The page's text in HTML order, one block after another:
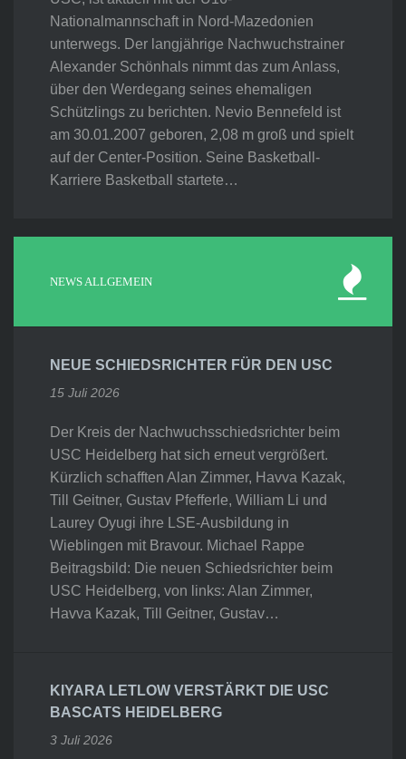
Nationalmannschaft in Nord-Mazedonien
unterwegs. Der langjährige Nachwuchstrainer
Alexander Schönhals nimmt das zum Anlass,
über den Werdegang seines ehemaligen
Schützlings zu berichten. Nevio Bennefeld ist
am 30.01.2007 geboren, 2,08 m groß und spielt
auf der Center-Position. Seine Basketball-
Karriere Basketball startete…
NEWS ALLGEMEIN
NEUE SCHIEDSRICHTER FÜR DEN USC
15 Juli 2026
Der Kreis der Nachwuchsschiedsrichter beim
USC Heidelberg hat sich erneut vergrößert.
Kürzlich schafften Alan Zimmer, Havva Kazak,
Till Geitner, Gustav Pfefferle, William Li und
Laurey Oyugi ihre LSE-Ausbildung in
Wieblingen mit Bravour. Michael Rappe
Beitragsbild: Die neuen Schiedsrichter beim
USC Heidelberg, von links: Alan Zimmer,
Havva Kazak, Till Geitner, Gustav…
KIYARA LETLOW VERSTÄRKT DIE USC
BASCATS HEIDELBERG
3 Juli 2026